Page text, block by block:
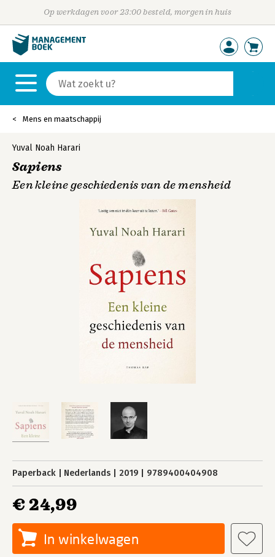
Op werkdagen voor 23:00 besteld, morgen in huis
Mens en maatschappij
Yuval Noah Harari
Sapiens
Een kleine geschiedenis van de mensheid
Paperback Nederlands 2019 9789400404908
€ 24,99
In winkelwagen